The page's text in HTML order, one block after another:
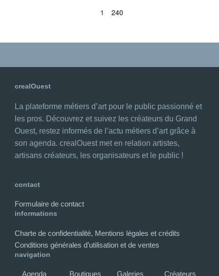
1 240
crealOuest
La plateforme métiers d’art pour le public passionné et
les pros. Découvrez et suivez les créateurs du Grand
Ouest, restez informés de l’actu métiers d’art grâce à
son agenda. crealOuest met en relation artistes,
artisans créateurs, les organisateurs et le public !
contact
Formulaire de contact
informations
Charte de confidentialité, Mentions légales et crédits
Conditions générales d’utilisation et de ventes
navigation
Agenda Boutiques Galeries Créateurs